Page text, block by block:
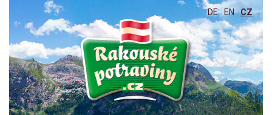
DE EN CZ